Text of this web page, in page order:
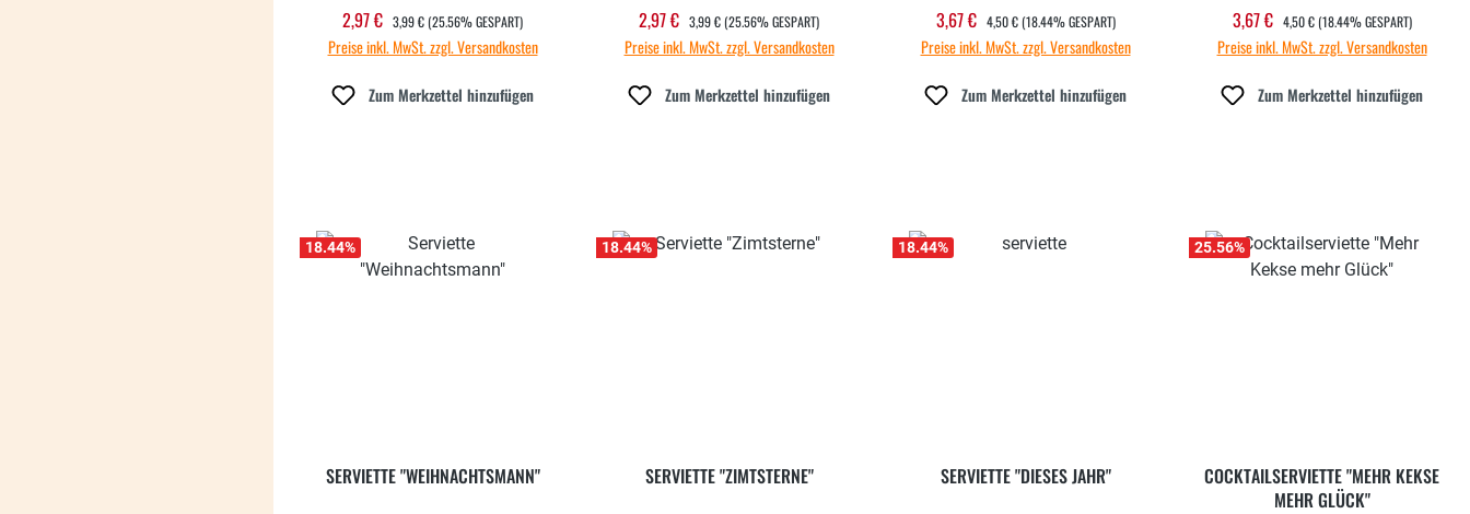
Verkaufspreis:
2,97 € REGULÄRER PREIS:
3,99 €(25.56% GESPART)
Preise inkl. MwSt. zzgl. Versandkosten
Zum Merkzettel hinzufügen
Verkaufspreis:
2,97 € REGULÄRER PREIS:
3,99 €(25.56% GESPART)
Preise inkl. MwSt. zzgl. Versandkosten
Zum Merkzettel hinzufügen
Verkaufspreis:
3,67 € REGULÄRER PREIS:
4,50 € (18.44% GESPART)
Preise inkl. MwSt. zzgl. Versandkosten
Zum Merkzettel hinzufügen
Verkaufspreis:
3,67 € REGULÄRER PREIS:
4,50 € (18.44% GESPART)
Preise inkl. MwSt. zzgl. Versandkosten
Zum Merkzettel hinzufügen
18.44%
SERVIETTE "WEIHNACHTSMANN"
18.44%
SERVIETTE "ZIMTSTERNE"
18.44%
SERVIETTE "DIESES JAHR"
25.56%
COCKTAILSERVIETTE "MEHR KEKSE
MEHR GLÜCK"